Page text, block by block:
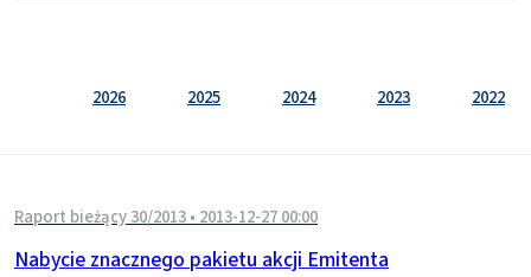
2026 2025 2024 2023 2022
Raport bieżący 30/2013 • 2013-12-27 00:00
Nabycie znacznego pakietu akcji Emitenta